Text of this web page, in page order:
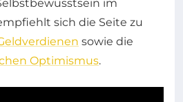
im
sich die Seite zu
sowie die
Optimismus.